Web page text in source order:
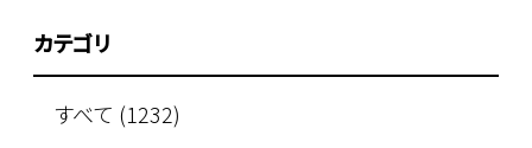
カテゴリ
すべて (1232)